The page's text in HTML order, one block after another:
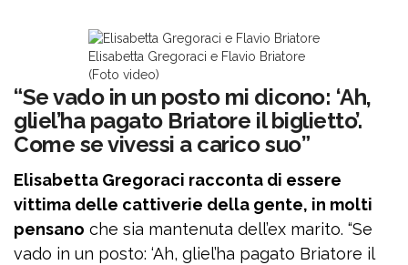
Elisabetta Gregoraci e Flavio Briatore
(Foto video)
“Se vado in un posto mi dicono: ‘Ah,
gliel’ha pagato Briatore il biglietto’.
Come se vivessi a carico suo”
Elisabetta Gregoraci racconta di essere
vittima delle cattiverie della gente, in molti
pensano che sia mantenuta dell’ex marito. “Se
vado in un posto: ‘Ah, gliel’ha pagato Briatore il